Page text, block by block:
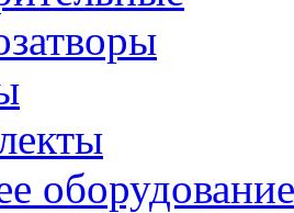
оборудование